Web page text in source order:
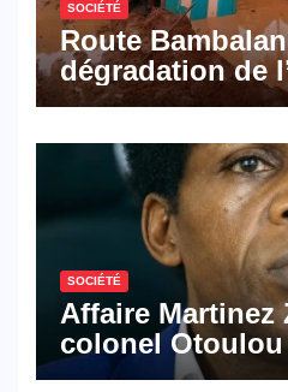
SOCIÉTÉ
Route
dégradation de
les activités
SOCIÉTÉ
Affaire Martinez
colonel Otoulou
croisé des